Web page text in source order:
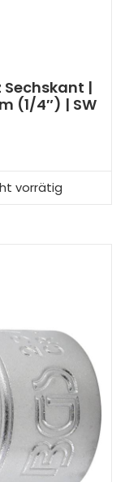
Sechskant |
(1/4″) | SW
vorrätig